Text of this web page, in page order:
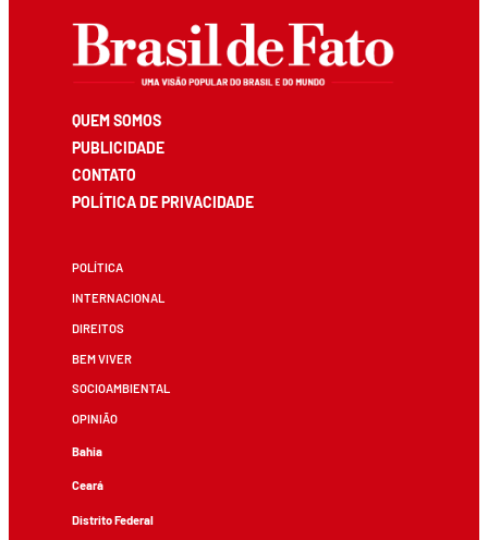
QUEM SOMOS
PUBLICIDADE
CONTATO
POLÍTICA DE PRIVACIDADE
POLÍTICA
INTERNACIONAL
DIREITOS
BEM VIVER
SOCIOAMBIENTAL
OPINIÃO
Bahia
Ceará
Distrito Federal